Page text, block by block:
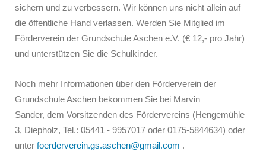
sichern und zu verbessern. Wir können uns nicht allein auf
die öffentliche Hand verlassen. Werden Sie Mitglied im
Förderverein der Grundschule Aschen e.V. (€ 12,- pro Jahr)
und unterstützen Sie die Schulkinder.
Noch mehr Informationen über den Förderverein der
Grundschule Aschen bekommen Sie bei Marvin
Sander, dem Vorsitzenden des Fördervereins (Hengemühle
3, Diepholz, Tel.: 05441 - 9957017 oder 0175-5844634) oder
unter foerderverein.gs.aschen@gmail.com .